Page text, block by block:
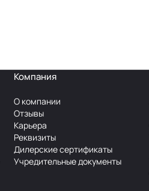
Компания
О компании
Отзывы
Карьера
Реквизиты
Дилерские сертификаты
Учредительные документы